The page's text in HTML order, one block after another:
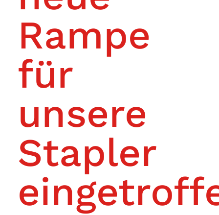
Rampe
für
unsere
Stapler